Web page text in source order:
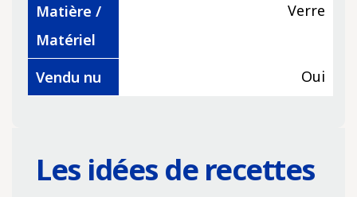
Matière /
Matériel
Verre
Vendu nu Oui
Les idées de recettes